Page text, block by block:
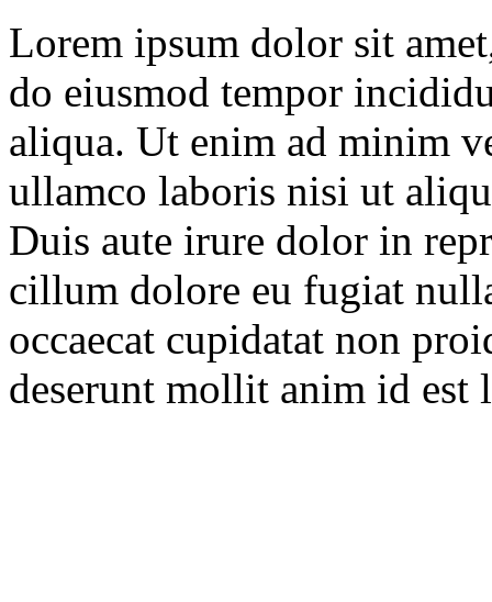
Lorem ipsum dolor sit
do eiusmod tempor
aliqua. Ut enim ad minim
ullamco laboris nisi ut
Duis aute irure dolor in
cillum dolore eu fugiat
occaecat cupidatat non
deserunt mollit anim id est